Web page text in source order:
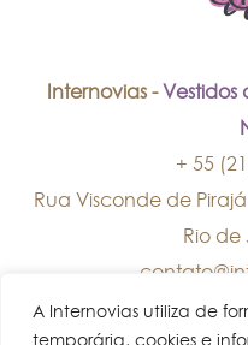
A Internovias utiliza de
temporária, cookies e
Internovias - Vestidos
+ 55
Rua Visconde de
Rio de